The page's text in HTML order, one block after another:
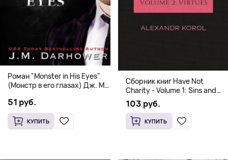
Роман "Monster in His Eyes"
(Монстр в его глазах) Дж. М.
18+
51 руб.
КУПИТЬ
Сборник книг Have Not
Charity - Volume 1: Sins and
Volume 2: Virtues
103 руб.
КУПИТЬ